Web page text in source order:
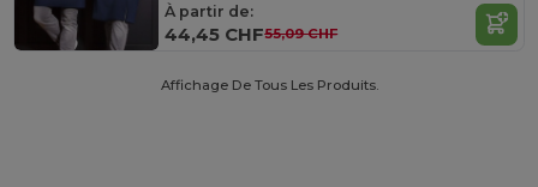
À partir de:
44,45 CHF55,09 CHF
Affichage De Tous Les Produits.